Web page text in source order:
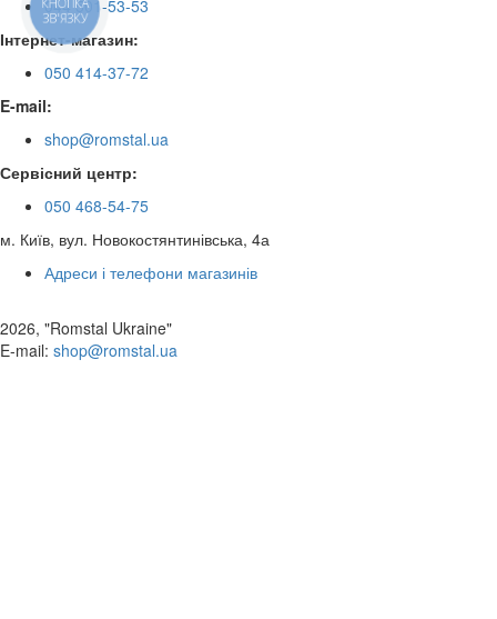
044 501-53-53
Інтернет-магазин:
050 414-37-72
E-mail:
shop@romstal.ua
Сервісний центр:
050 468-54-75
м. Київ, вул. Новокостянтинівська, 4а
Адреси і телефони магазинів
2026, "Romstal Ukraine"
​E-mail: shop@romstal.ua
ЗВ'ЯЗКУ